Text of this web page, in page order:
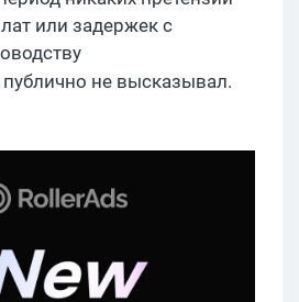
или задержек с
публично не высказывал.